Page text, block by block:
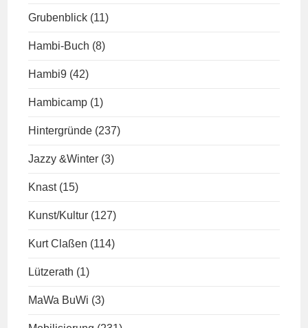
Grubenblick (11)
Hambi-Buch (8)
Hambi9 (42)
Hambicamp (1)
Hintergründe (237)
Jazzy &Winter (3)
Knast (15)
Kunst/Kultur (127)
Kurt Claßen (114)
Lützerath (1)
MaWa BuWi (3)